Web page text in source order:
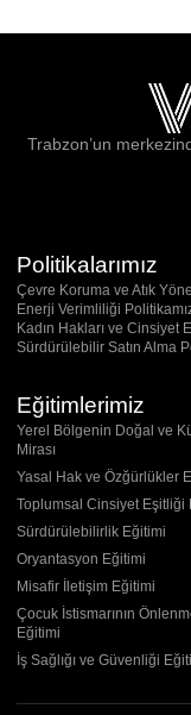
Trabzon’un
Politikalarımız
Çevre Koruma ve Atık
Enerji Verimliliği
Kadın Hakları ve Cinsiyet
Sürdürülebilir Satın Alma
Eğitimlerimiz
Yerel Bölgenin Doğal ve
Mirası
Yasal Hak ve Özğürlükler
Toplumsal Cinsiyet Eşitliği
Sürdürülebilirlik Eğitimi
Oryantasyon Eğitimi
Misafir İletişim Eğitimi
Çocuk İstismarının
Eğitimi
İş Sağlığı ve Güvenliği